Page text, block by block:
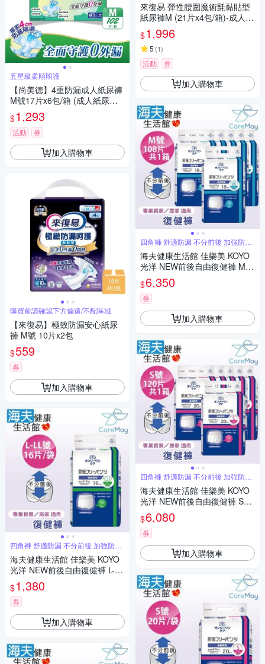
五星級柔順照護
【尚美德】4重防漏成人紙尿褲
M號17片x6包/箱 (成人紙尿褲
黏貼式 日用)
$1,293
活動 券
加入購物車
購買前請確認下方偏遠/不配區域
【來復易】極致防漏安心紙尿
褲 M號 10片x2包
$559
券
加入購物車
四角褲 舒適防漏 不分前後 加強防漏
褲型
海夫健康生活館 佳樂美 KOYO
光洋 NEW前後自由復健褲 L-LL
號_16片/袋
$1,380
券
加入購物車
來復易 彈性腰圍魔術氈黏貼型
紙尿褲M (21片x4包/箱)-成人紙
尿褲
$1,996
5 (1)
活動 券
加入購物車
四角褲 舒適防漏 不分前後 加強防漏
褲型
海夫健康生活館 佳樂美 KOYO
光洋 NEW前後自由復健褲 M號
_108片/共1箱
$6,350
券
加入購物車
四角褲 舒適防漏 不分前後 加強防漏
褲型
海夫健康生活館 佳樂美 KOYO
光洋 NEW前後自由復健褲 S號
_120片/箱
$6,080
券
加入購物車